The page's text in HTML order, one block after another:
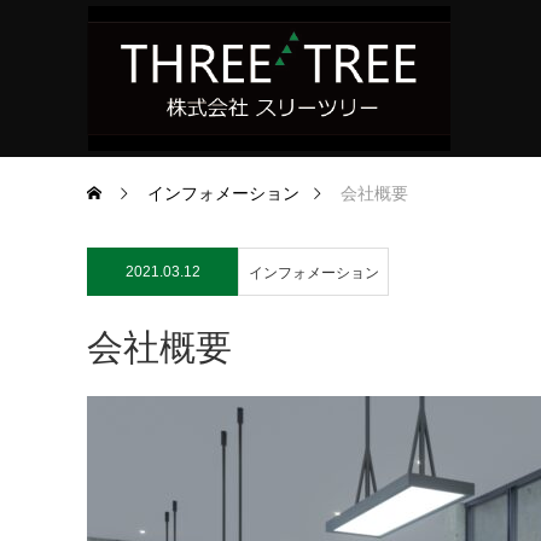
インフォメーション 会社概要
2021.03.12 インフォメーション
会社概要